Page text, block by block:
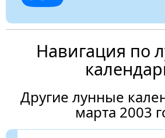
Навигация по
Другие лунные
марта 2003